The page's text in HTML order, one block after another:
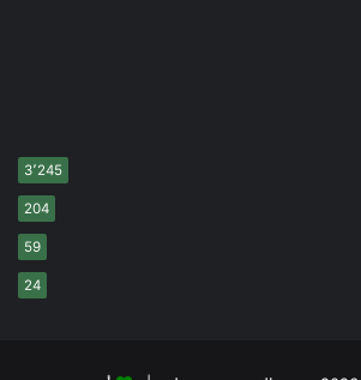
3٬245
204
59
24